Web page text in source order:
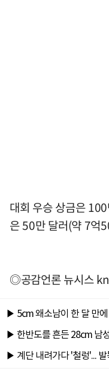
대회 우승 상금은
은 50만 달러(약 7억
◎공감언론 뉴시스